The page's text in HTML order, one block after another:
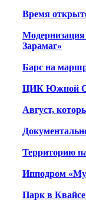
Время
Зарамаг»
Барс на
ЦИК Южной
Август,
Территорию
Ипподром
Парк в